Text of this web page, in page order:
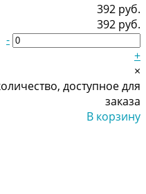
392 руб.
392 руб.
-
+
×
доступное для
заказа
В корзину